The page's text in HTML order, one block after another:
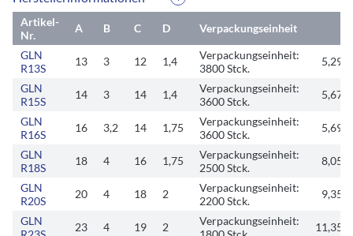
Artikel-
Nr.
A B C D
Verpackungseinheit
GLN
R13S
13 3 12 1,4
Verpackungseinheit:
3800 Stck.
5,29
GLN
R15S
14 3 14 1,4
Verpackungseinheit:
3600 Stck.
5,67
GLN
R16S
16 3,2 14 1,75
Verpackungseinheit:
3600 Stck.
5,69
GLN
R18S
18 4 16 1,75
Verpackungseinheit:
2500 Stck.
8,05
GLN
R20S
20 4 18 2
Verpackungseinheit:
2200 Stck.
9,35
GLN
23 4 19 2
Verpackungseinheit:
11,35